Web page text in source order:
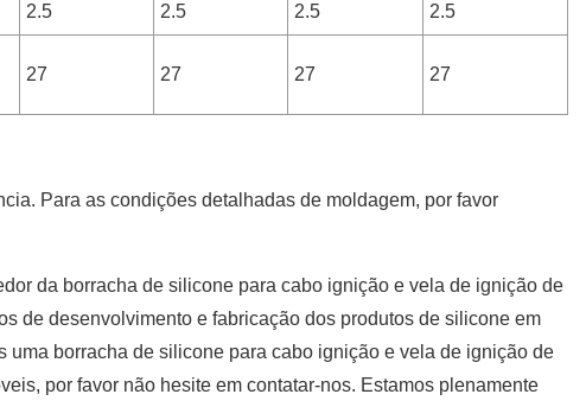
2.5 2.5 2.5 2.5
27 27 27 27
Para as condições detalhadas de moldagem, por favor
da borracha de silicone para cabo ignição e vela de ignição de
de desenvolvimento e fabricação dos produtos de silicone em
borracha de silicone para cabo ignição e vela de ignição de
por favor não hesite em contatar-nos. Estamos plenamente